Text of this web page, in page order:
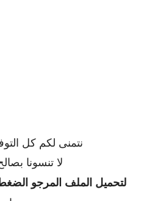
نتمنى لكم كل
لا تنسونا
لتحميل الملف المرجو